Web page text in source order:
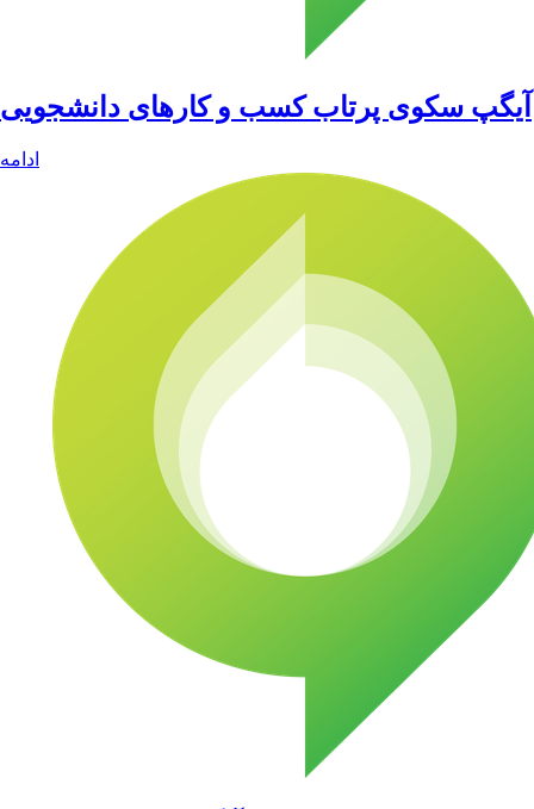
آیگپ سکوی پرتاب کسب و کارهای دانشجویی
ادامه